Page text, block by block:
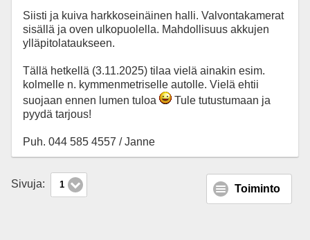
Siisti ja kuiva harkkoseinäinen halli. Valvontakamerat
sisällä ja oven ulkopuolella. Mahdollisuus akkujen
ylläpitolataukseen.
Tällä hetkellä (3.11.2025) tilaa vielä ainakin esim.
kolmelle n. kymmenmetriselle autolle. Vielä ehtii
suojaan ennen lumen tuloa
Tule tutustumaan ja
pyydä tarjous!
Puh. 044 585 4557 / Janne
Sivuja: 1 Toiminto